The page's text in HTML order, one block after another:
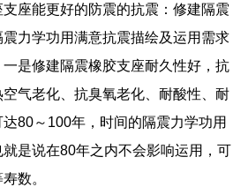
座能更好的防震的抗震：修建隔震
力学功用满意抗震描绘及运用需求
是修建隔震橡胶支座耐久性好，抗
气老化、抗臭氧老化、耐酸性、耐
80～100年，时间的隔震力学功用
是说在80年之内不会影响运用，可
数。